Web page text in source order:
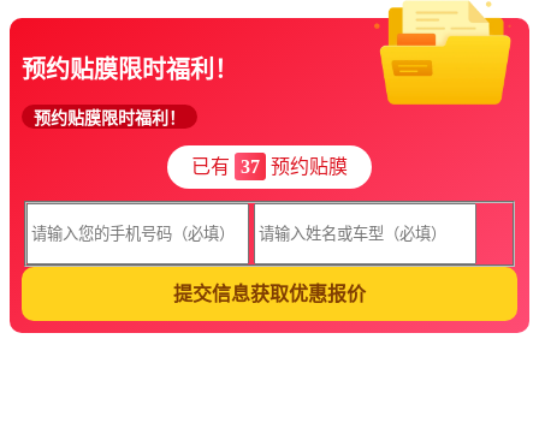
预约贴膜限时福利！
预约贴膜限时福利！
已有 37 预约贴膜
提交信息获取优惠报价